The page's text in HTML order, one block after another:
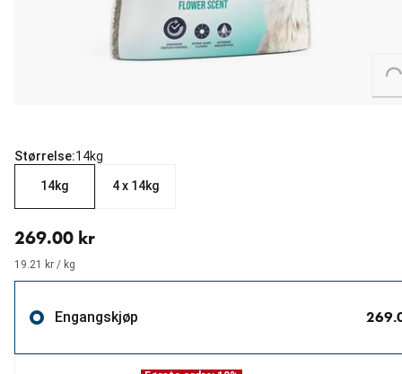
Loading...
Størrelse:14kg
14kg 4 x 14kg
269.00 kr
19.21 kr / kg
Engangskjøp